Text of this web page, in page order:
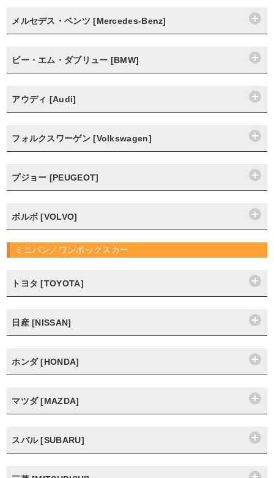
メルセデス・ベンツ [Mercedes-Benz]
ビー・エム・ダブリュー [BMW]
アウディ [Audi]
フォルクスワーゲン [Volkswagen]
プジョー [PEUGEOT]
ボルボ [VOLVO]
ミニバン／ワンボックスカー
トヨタ [TOYOTA]
日産 [NISSAN]
ホンダ [HONDA]
マツダ [MAZDA]
スバル [SUBARU]